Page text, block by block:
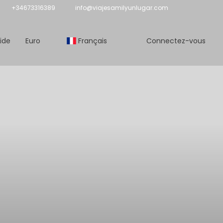
+34673316389 info@viajesamilyunlugar.com
Euro Français Connectez-vous